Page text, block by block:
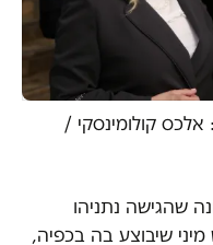
אלכס קולומינסקי /
שהגישה נתניהו
שיבוצע בה בכפיה,